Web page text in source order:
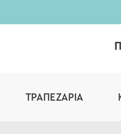
ΤΡΑΠΕΖΑΡΊΑ